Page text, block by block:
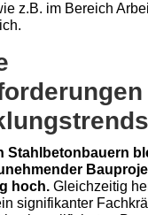
z.B. im Bereich
Stahlbetonbauern
hoch.Gleichzeitig
signifikanter